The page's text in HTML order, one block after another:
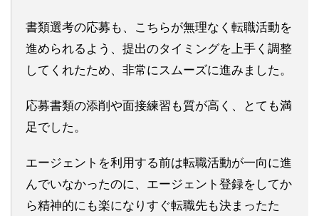
書類選考の応募も、こちらが無理なく転職活動を
進められるよう、提出のタイミングを上手く調整
してくれたため、非常にスムーズに進みました。
応募書類の添削や面接練習も質が高く、とても満
足でした。
エージェントを利用する前は転職活動が一向に進
んでいなかったのに、エージェント登録をしてか
ら精神的にも楽になりすぐ転職先も決まったた